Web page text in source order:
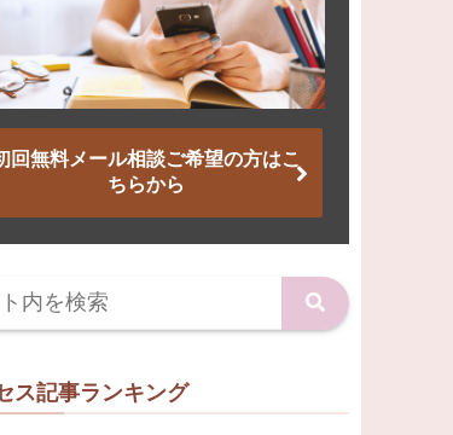
回無料メール相談ご希望の方はこ
ちらから
ス記事ランキング